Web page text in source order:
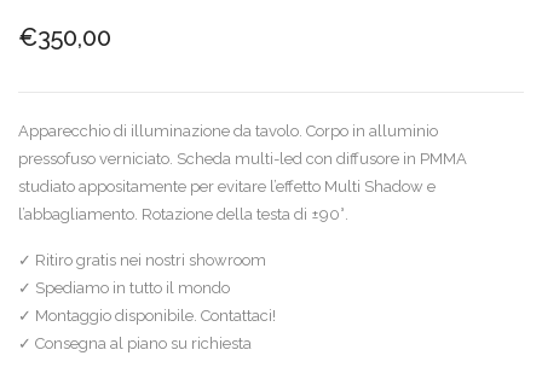
€350,00
Apparecchio di illuminazione da tavolo. Corpo in alluminio
pressofuso verniciato. Scheda multi-led con diffusore in PMMA
studiato appositamente per evitare l’effetto Multi Shadow e
l’abbagliamento. Rotazione della testa di ±90°.
✓ Ritiro gratis nei nostri showroom
✓ Spediamo in tutto il mondo
✓ Montaggio disponibile. Contattaci!
✓ Consegna al piano su richiesta